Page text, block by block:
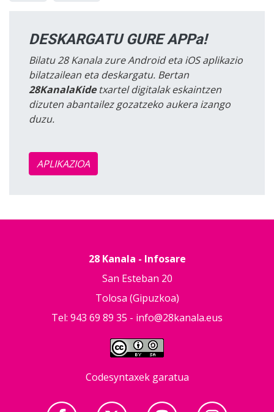
DESKARGATU GURE APPa!
Bilatu 28 Kanala zure Android eta iOS aplikazio
bilatzailean eta deskargatu. Bertan
28KanalaKidetxartel digitalak eskaintzen
dizuten abantailez gozatzeko aukera izango
duzu.
APLIKAZIOA
28 Kanala - Infosare
San Esteban 20
Tolosa (Gipuzkoa)
Tel: 943 69 89 35 - info@28kanala.eus
Codesyntaxek garatua